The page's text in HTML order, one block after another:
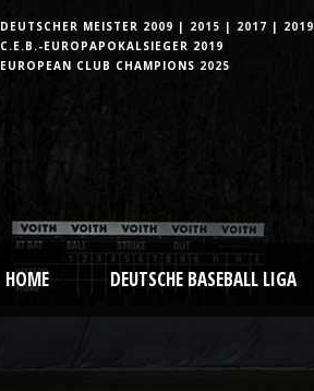
DEUTSCHER MEISTER 2009 | 2015 | 2017 | 2019
C.E.B.-EUROPAPOKALSIEGER 2019
EUROPEAN CLUB CHAMPIONS 2025
HOME DEUTSCHE BASEBALL LIGA